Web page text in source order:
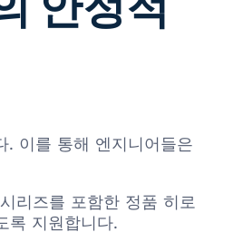
이를 통해 엔지니어들은
리즈를 포함한 정품 히로
록 지원합니다.